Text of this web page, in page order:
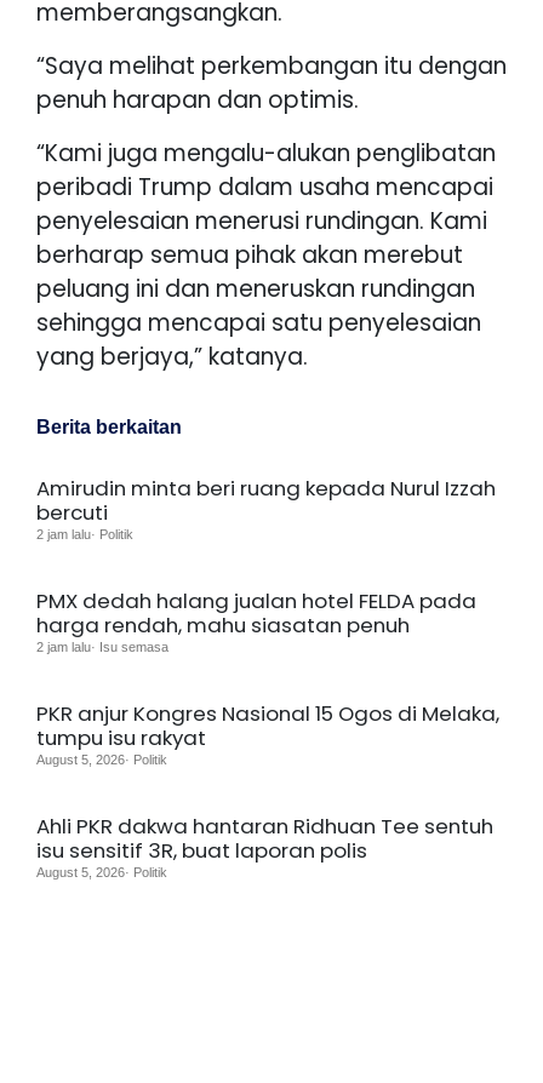
memberangsangkan.
“Saya melihat perkembangan itu dengan
penuh harapan dan optimis.
“Kami juga mengalu-alukan penglibatan
peribadi Trump dalam usaha mencapai
penyelesaian menerusi rundingan. Kami
berharap semua pihak akan merebut
peluang ini dan meneruskan rundingan
sehingga mencapai satu penyelesaian
yang berjaya,” katanya.
Berita berkaitan
Amirudin minta beri ruang kepada Nurul Izzah
bercuti
2 jam lalu· Politik
PMX dedah halang jualan hotel FELDA pada
harga rendah, mahu siasatan penuh
2 jam lalu· Isu semasa
PKR anjur Kongres Nasional 15 Ogos di Melaka,
tumpu isu rakyat
August 5, 2026· Politik
Ahli PKR dakwa hantaran Ridhuan Tee sentuh
isu sensitif 3R, buat laporan polis
August 5, 2026· Politik